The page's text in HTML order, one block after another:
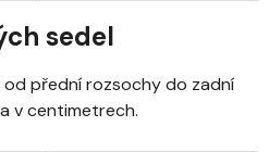
sedel
od přední rozsochy do zadní
v centimetrech.